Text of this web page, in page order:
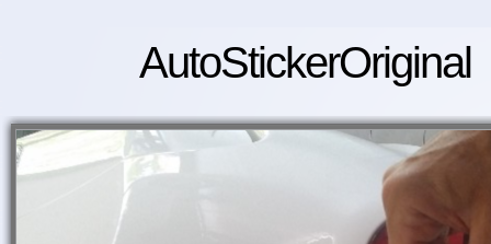
AutoStickerOriginal